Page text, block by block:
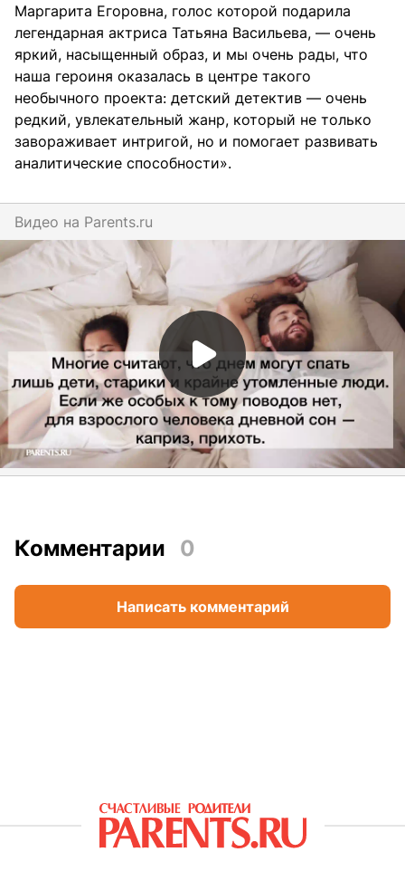
Маргарита Егоровна, голос которой подарила
легендарная актриса Татьяна Васильева, — очень
яркий, насыщенный образ, и мы очень рады, что
наша героиня оказалась в центре такого
необычного проекта: детский детектив — очень
редкий, увлекательный жанр, который не только
завораживает интригой, но и помогает развивать
аналитические способности».
Видео на parents.ru
Комментарии 0
Написать комментарий